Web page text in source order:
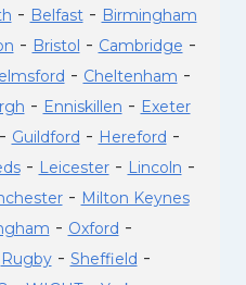
- Belfast- Birmingham
- Bristol - Cambridge -
- Cheltenham -
- Enniskillen - Exeter
Guildford - Hereford -
- Leicester- Lincoln -
- Milton Keynes
- Oxford -
Rugby- Sheffield -